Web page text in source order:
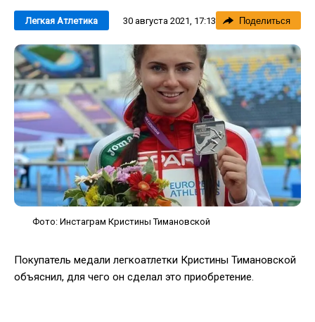
Легкая Атлетика 30 августа 2021, 17:13 Поделиться
Фото: Инстаграм Кристины Тимановской
Покупатель медали легкоатлетки Кристины Тимановской
объяснил, для чего он сделал это приобретение.